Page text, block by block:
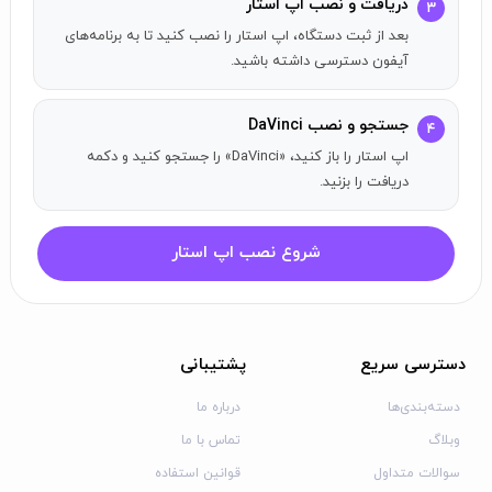
آغاز شود.
► انتخاب از سبک‌های هنری مختلف
تولیدکننده عکس DaVinci AI انواع مختلفی از سبک‌های هنری را
ارائه می‌دهد. با سبک‌های مختلفی از طرح‌های کمدی مانند
طرح‌های رنگی ساده گرفته تا واقع‌گرایی شگفت‌انگیز آزمایش
کنید و بهترین گزینه را برای تبدیل دیدگاه‌تان به هنر شگفت‌انگیز
پیدا کنید.
► خلق آثار هنری منحصر به فرد برای خانه یا اتاق شما
به دنبال اثر هنری ایده‌آل برای اتاق یا خانه‌تان هستید؟ ایده‌تان
یک اثر هنری بی‌نظیر برای شما طراحی خواهد کرد. اگر نتیجه را
چاپ کنید تا به زیبایی در خانه‌تان نمایش دهید.
۳ دریافت و نصب اپ استار
بعد از ثبت دستگاه، اپ استار را نصب کنید تا به برنامه‌های
آیفون دسترسی داشته باشید.
۴ جستجو و نصب DaVinci
اپ استار را باز کنید، «DaVinci» را جستجو کنید و دکمه
دریافت را بزنید.
شروع نصب اپ استار
دسترسی سریع
دسته‌بندی‌ها
وبلاگ
سوالات متداول
پشتیبانی
درباره ما
تماس با ما
قوانین استفاده